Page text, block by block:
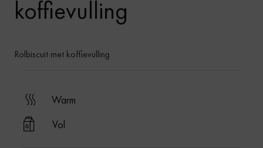
koffievulling
Rolbiscuit met koffievulling
warm
Vol